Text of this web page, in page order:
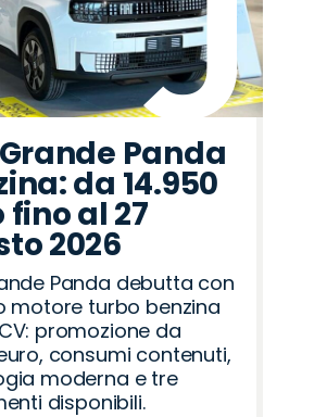
Panda
da 14.950
fino al 27
2026
Panda debutta con
motore turbo benzina
promozione da
consumi contenuti,
moderna e tre
disponibili.